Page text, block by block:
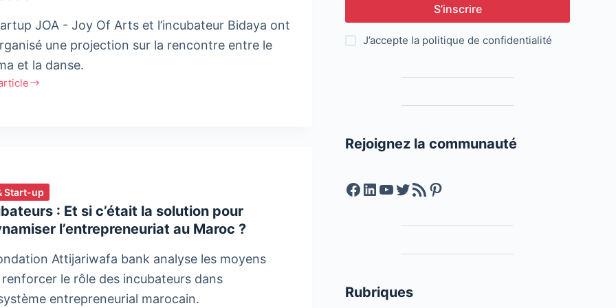
JOA - Joy Of Arts et l’incubateur Bidaya ont
une projection sur la rencontre entre le
et la danse.
Start-up
: Et si c’était la solution pour
l’entrepreneuriat au Maroc ?
Attijariwafa bank analyse les moyens
le rôle des incubateurs dans
entrepreneurial marocain.
S’inscrire
J’accepte la politique de confidentialité
Rejoignez la communauté
Facebook
LinkedIn
YouTube
Twitter
Feed RSSPinterest
Rubriques